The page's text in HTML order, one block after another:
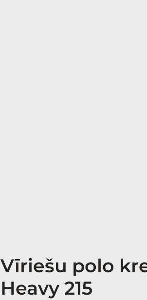
Vīriešu polo
Heavy 215